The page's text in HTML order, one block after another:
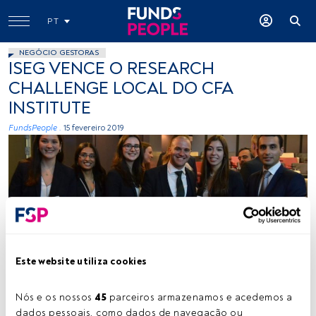
Este website utiliza cookies
Nós e os nossos 45 parceiros armazenamos e acedemos a
dados pessoais, como dados de navegação ou
PT
NEGÓCIO GESTORAS
ISEG VENCE O RESEARCH
CHALLENGE LOCAL DO CFA
INSTITUTE
FundsPeople . 15 fevereiro 2019
Tempo de leitura:1 min.